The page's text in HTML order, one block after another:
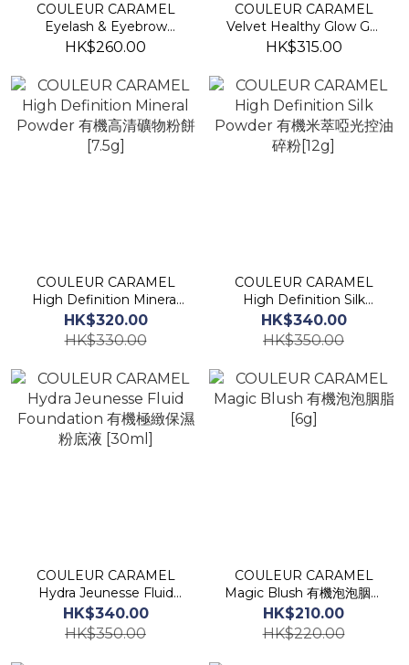
COULEUR CARAMEL
Eyelash & Eyebrow
Treatment 有機睫毛眉毛修
HK$260.00
COULEUR CARAMEL
Velvet Healthy Glow Gel
有機啞光控油粉底啫喱
HK$315.00
COULEUR CARAMEL
High Definition Mineral
Powder 有機高清礦物粉餅
[7.5g]
HK$320.00
HK$330.00
COULEUR CARAMEL
High Definition Silk
Powder 有機米萃啞光控油
碎粉[12g]
HK$340.00
HK$350.00
COULEUR CARAMEL
Hydra Jeunesse Fluid
Foundation 有機極緻保濕
粉底液 [30ml]
HK$340.00
HK$350.00
COULEUR CARAMEL
Magic Blush 有機泡泡胭脂
[6g]
HK$210.00
HK$220.00